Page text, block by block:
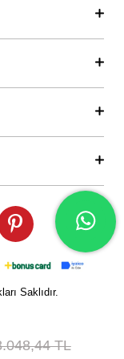
TL
Saklıdır.